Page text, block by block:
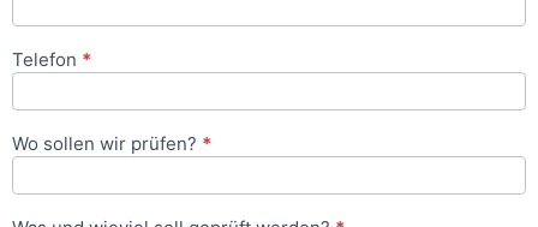
Telefon *
Wo sollen wir prüfen? *